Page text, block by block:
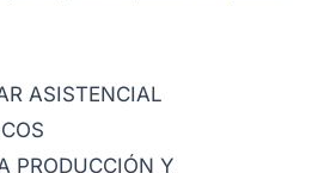
ASISTENCIAL
PRODUCCIÓN Y